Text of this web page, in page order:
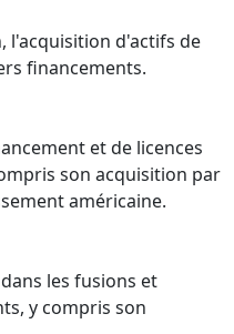
l'acquisition d'actifs de
financements.
et de licences
son acquisition par
américaine.
les fusions et
y compris son